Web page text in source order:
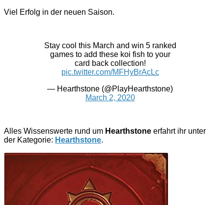
Viel Erfolg in der neuen Saison.
Stay cool this March and win 5 ranked
games to add these koi fish to your
card back collection!
pic.twitter.com/MFHyBrAcLc
— Hearthstone (@PlayHearthstone)
March 2, 2020
Alles Wissenswerte rund um Hearthstone erfahrt ihr unter
der Kategorie: Hearthstone.